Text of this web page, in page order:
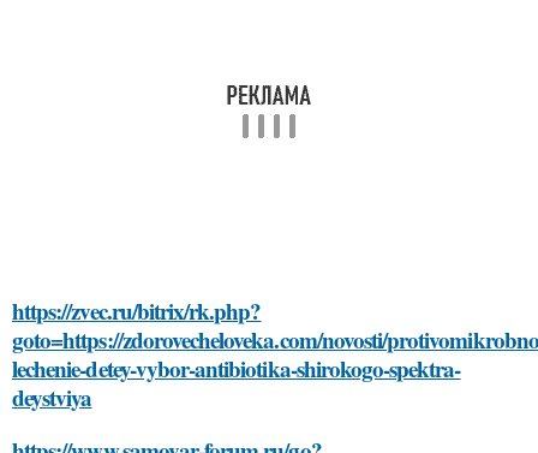
https://zvec.ru/bitrix/rk.php?
goto=https://zdorovecheloveka.com/novosti/
lechenie-detey-vybor-antibiotika-shirokogo-spektra-
deystviya